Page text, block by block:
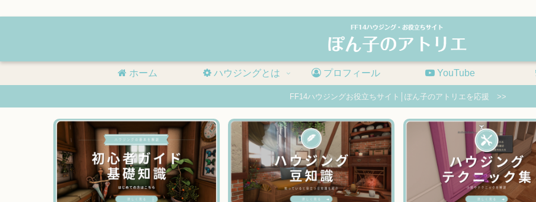
ホーム ハウジングとは プロフィール YouTube
FF14ハウジングお役立ちサイト│ぽん子のアトリエを応援 >>